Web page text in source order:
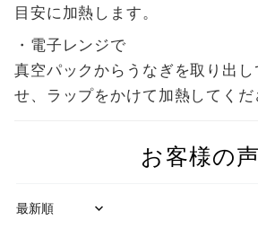
目安に加熱します。
・電子レンジで
真空パックからうなぎを取り出
せ、ラップをかけて加熱してくだ
お客様の声
Sort by